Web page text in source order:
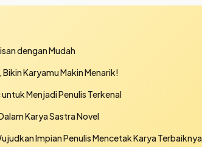
dengan Mudah
Karyamu Makin Menarik!
Menjadi Penulis Terkenal
Karya Sastra Novel
Impian Penulis Mencetak Karya Terbaiknya